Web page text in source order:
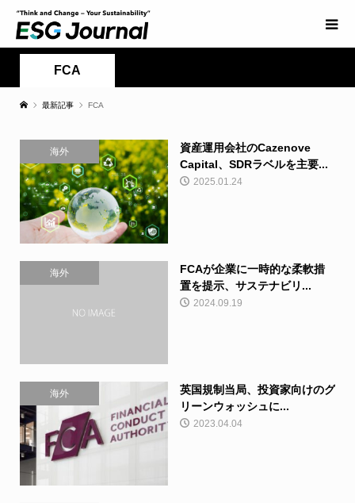
FCA
最新記事 FCA
海外
資産運用会社のCazenove
Capital、SDRラベルを主要...
2025.01.24
海外
FCAが企業に一時的な柔軟措
置を提示、サステナビリ...
2024.09.19
海外
英国規制当局、投資家向けのグ
リーンウォッシュに...
2023.04.04